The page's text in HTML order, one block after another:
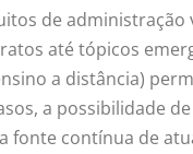
de administração
até tópicos
a distância)
a possibilidade
fonte contínua de